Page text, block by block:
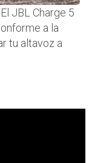
JBL Charge 5
a la
tu altavoz a